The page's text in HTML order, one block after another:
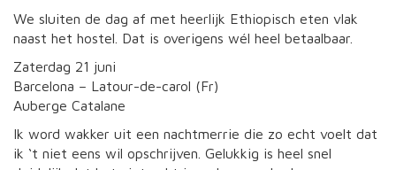
We sluiten de dag af met heerlijk Ethiopisch eten vlak
naast het hostel. Dat is overigens wél heel betaalbaar.
Zaterdag 21 juni
Barcelona – Latour-de-carol (Fr)
Auberge Catalane
Ik word wakker uit een nachtmerrie die zo echt voelt dat
ik ‘t niet eens wil opschrijven. Gelukkig is heel snel